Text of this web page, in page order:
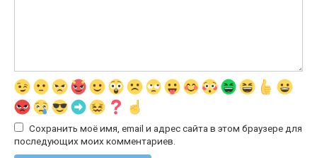
Сохранить моё имя, email и адрес сайта в этом браузере для
последующих моих комментариев.